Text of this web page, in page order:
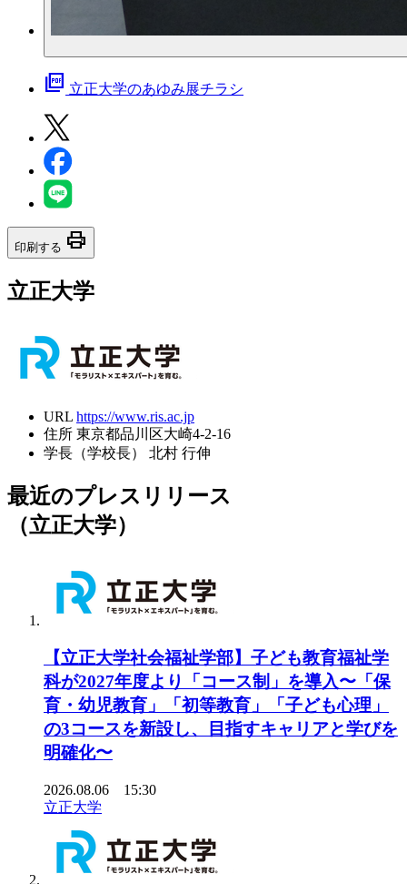
picture_as_pdf 立正大学のあゆみ展チラシ
印刷する print
立正大学
URL https://www.ris.ac.jp
住所 東京都品川区大崎4-2-16
学長（学校長）
北村 行伸
最近のプレスリリース
（立正大学）
【立正大学社会福祉学部】子ども教育福祉学
科が2027年度より「コース制」を導入〜「保
育・幼児教育」「初等教育」「子ども心理」
の3コースを新設し、目指すキャリアと学びを
明確化〜
2026.08.06 15:30
立正大学